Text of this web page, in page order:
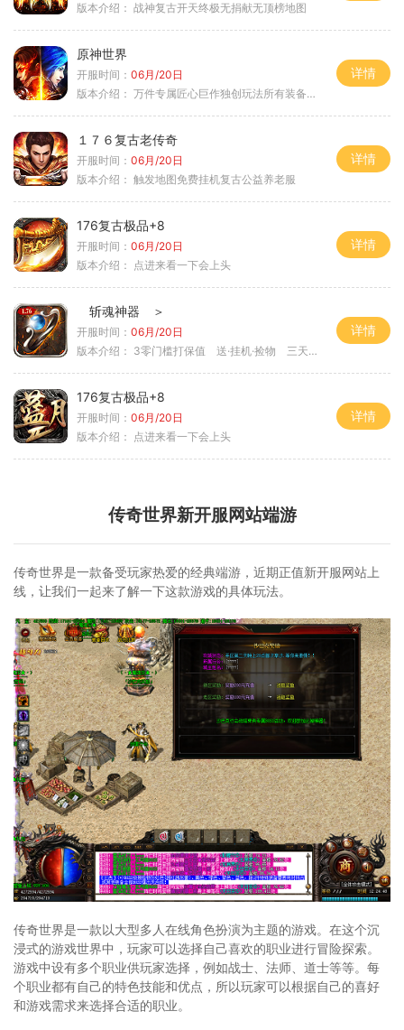
版本介绍： 战神复古开天终极无捐献无顶榜地图
原神世界
开服时间： 06月/20日
版本介绍： 万件专属匠心巨作独创玩法所有装备靠打
详情
１７６复古老传奇
开服时间： 06月/20日
版本介绍： 触发地图免费挂机复古公益养老服
详情
176复古极品+8
开服时间： 06月/20日
版本介绍： 点进来看一下会上头
详情
斩魂神器 ＞
开服时间： 06月/20日
版本介绍： 3零门槛打保值 送·挂机·捡物 三天合区
详情
176复古极品+8
开服时间： 06月/20日
版本介绍： 点进来看一下会上头
详情
传奇世界新开服网站端游
传奇世界是一款备受玩家热爱的经典端游，近期正值新开服网站上
线，让我们一起来了解一下这款游戏的具体玩法。
传奇世界是一款以大型多人在线角色扮演为主题的游戏。在这个沉
浸式的游戏世界中，玩家可以选择自己喜欢的职业进行冒险探索。
游戏中设有多个职业供玩家选择，例如战士、法师、道士等等。每
个职业都有自己的特色技能和优点，所以玩家可以根据自己的喜好
和游戏需求来选择合适的职业。